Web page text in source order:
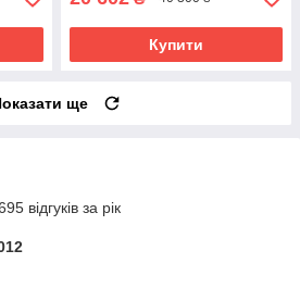
Купити
ще
відгуків за рік